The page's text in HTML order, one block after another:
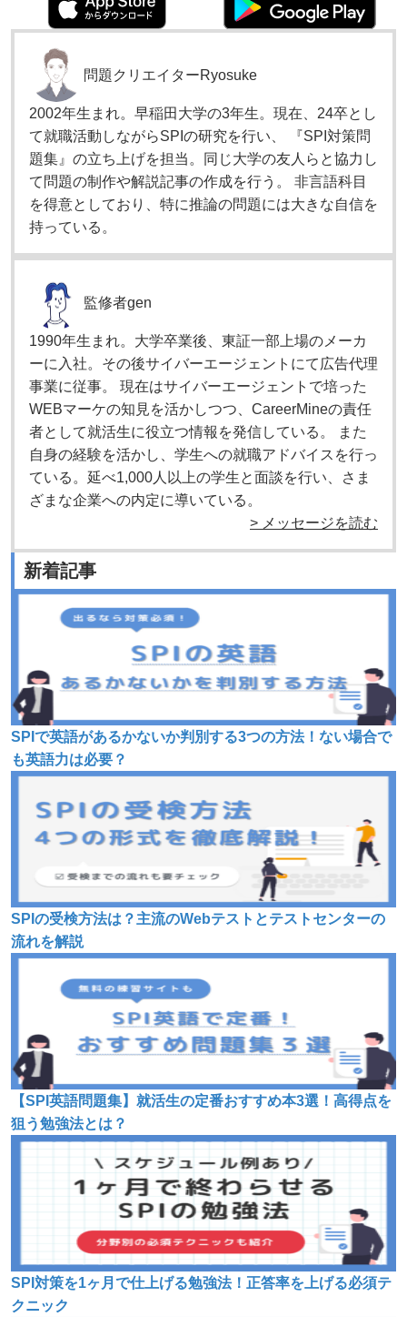
問題クリエイターRyosuke
2002年生まれ。早稲田大学の3年生。現在、24卒とし
て就職活動しながらSPIの研究を行い、 『SPI対策問
題集』の立ち上げを担当。同じ大学の友人らと協力し
て問題の制作や解説記事の作成を行う。 非言語科目
を得意としており、特に推論の問題には大きな自信を
持っている。
監修者gen
1990年生まれ。大学卒業後、東証一部上場のメーカ
ーに入社。その後サイバーエージェントにて広告代理
事業に従事。 現在はサイバーエージェントで培った
WEBマーケの知見を活かしつつ、CareerMineの責任
者として就活生に役立つ情報を発信している。 また
自身の経験を活かし、学生への就職アドバイスを行っ
ている。延べ1,000人以上の学生と面談を行い、さま
ざまな企業への内定に導いている。
> メッセージを読む
新着記事
SPIで英語があるかないか判別する3つの方法！ない場合で
も英語力は必要？
SPIの受検方法は？主流のWebテストとテストセンターの
流れを解説
【SPI英語問題集】就活生の定番おすすめ本3選！高得点を
狙う勉強法とは？
SPI対策を1ヶ月で仕上げる勉強法！正答率を上げる必須テ
クニック